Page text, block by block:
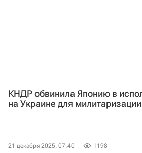
КНДР обвинила Японию в
на Украине для милитаризации
21 декабря 2025, 07:40 1198